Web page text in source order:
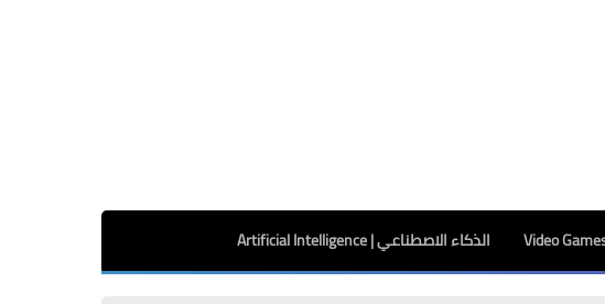
الذكاء الاصطناعي | Artificial Intelligence